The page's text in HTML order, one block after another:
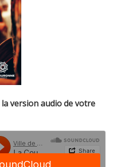
version audio de votre